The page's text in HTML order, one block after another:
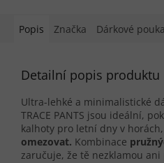
Popis Značka Dárkové
Detailní popis produktu
Ultra-lehké a minimalistické
TRACE PANTS jsou ideální,
kalhoty pro letní dny v
omezovat. Kombinace
zaručuje, že tě nezklamou